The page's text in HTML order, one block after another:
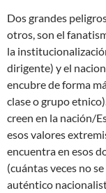
Dos grandes
otros, son el
la
dirigente) y el
encubre de forma
clase o grupo
creen en la nación/
esos valores
encuentra en esos
(cuántas veces no
auténtico